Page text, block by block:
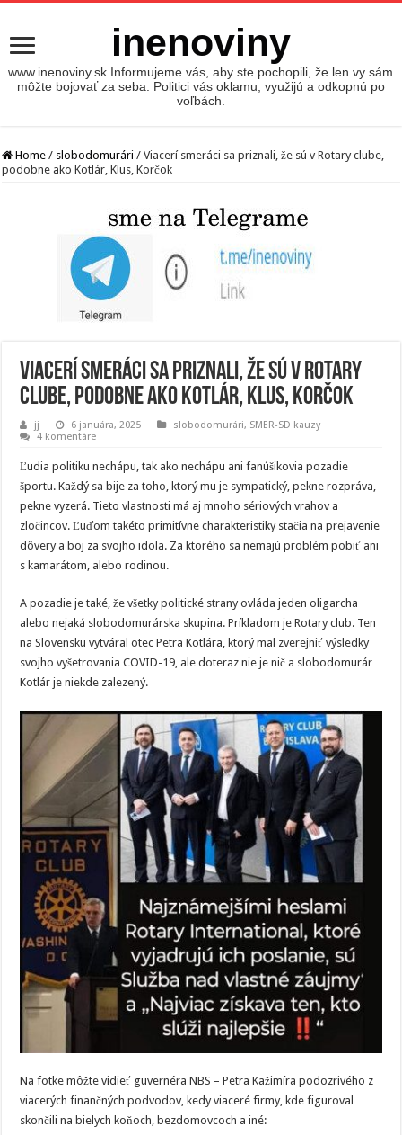
inenoviny
www.inenoviny.sk Informujeme vás, aby ste pochopili, že len vy sám
môžte bojovať za seba. Politici vás oklamu, využijú a odkopnú po
voľbách.
Home / slobodomurári / Viacerí smeráci sa priznali, že sú v Rotary clube,
podobne ako Kotlár, Klus, Korčok
Viacerí smeráci sa priznali, že sú v Rotary
clube, podobne ako Kotlár, Klus, Korčok
jj 6 januára, 2025 slobodomurári, SMER-SD kauzy
4 komentáre
Ľudia politiku nechápu, tak ako nechápu ani fanúšikovia pozadie
športu. Každý sa bije za toho, ktorý mu je sympatický, pekne rozpráva,
pekne vyzerá. Tieto vlastnosti má aj mnoho sériových vrahov a
zločincov. Ľuďom takéto primitívne charakteristiky stačia na prejavenie
dôvery a boj za svojho idola. Za ktorého sa nemajú problém pobiť ani
s kamarátom, alebo rodinou.
A pozadie je také, že všetky politické strany ovláda jeden oligarcha
alebo nejaká slobodomurárska skupina. Príkladom je Rotary club. Ten
na Slovensku vytváral otec Petra Kotlára, ktorý mal zverejniť výsledky
svojho vyšetrovania COVID-19, ale doteraz nie je nič a slobodomurár
Kotlár je niekde zalezený.
Na fotke môžte vidieť guvernéra NBS – Petra Kažimíra podozrivého z
viacerých finančných podvodov, kedy viaceré firmy, kde figuroval
skončili na bielych koňoch, bezdomovcoch a iné: